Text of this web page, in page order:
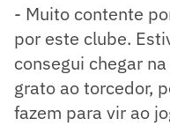
- Muito contente
por este clube.
consegui chegar
grato ao torcedor,
fazem para vir ao